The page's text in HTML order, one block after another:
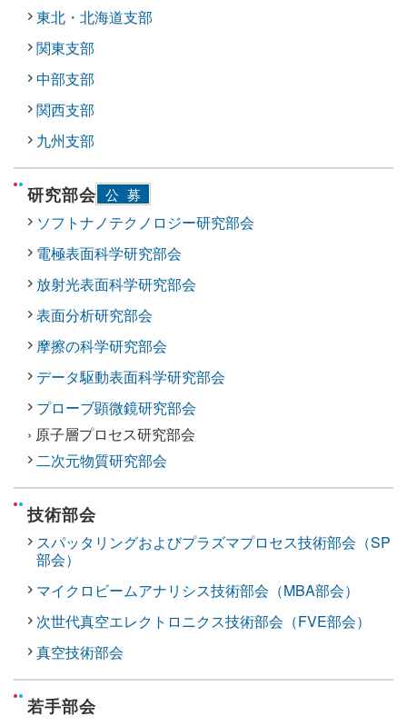
東北・北海道支部
関東支部
中部支部
関西支部
九州支部
研究部会 公募
ソフトナノテクノロジー研究部会
電極表面科学研究部会
放射光表面科学研究部会
表面分析研究部会
摩擦の科学研究部会
データ駆動表面科学研究部会
プローブ顕微鏡研究部会
› 原子層プロセス研究部会
二次元物質研究部会
技術部会
スパッタリングおよびプラズマプロセス技術部会（SP
部会）
マイクロビームアナリシス技術部会（MBA部会）
次世代真空エレクトロニクス技術部会（FVE部会）
真空技術部会
若手部会